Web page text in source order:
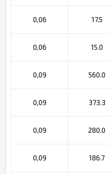
0,06 17.5
0,06 15.0
0,09 560.0
0,09 373.3
0,09 280.0
0,09 186.7